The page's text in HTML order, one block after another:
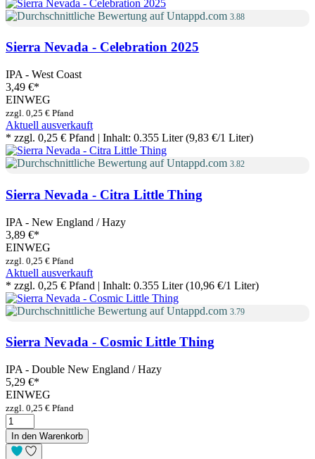
3.88
Sierra Nevada - Celebration 2025
IPA - West Coast
3,49 €*
EINWEG
zzgl. 0,25 € Pfand
Aktuell ausverkauft
* zzgl. 0,25 € Pfand | Inhalt: 0.355 Liter (9,83 €/1 Liter)
3.82
Sierra Nevada - Citra Little Thing
IPA - New England / Hazy
3,89 €*
EINWEG
zzgl. 0,25 € Pfand
Aktuell ausverkauft
* zzgl. 0,25 € Pfand | Inhalt: 0.355 Liter (10,96 €/1 Liter)
3.79
Sierra Nevada - Cosmic Little Thing
IPA - Double New England / Hazy
5,29 €*
EINWEG
zzgl. 0,25 € Pfand
In den Warenkorb